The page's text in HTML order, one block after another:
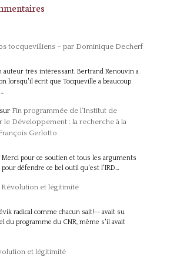
tocquevilliens – par Dominique Decherf
auteur très intéressant. Bertrand Renouvin a
lorsqu'il écrit que Tocqueville a beaucoup
Fin programmée de l’Institut de
le Développement : la recherche à la
Gerlotto
Merci pour ce soutien et tous les arguments
défendre ce bel outil qu'est l'IRD…
Révolution et légitimité
radical comme chacun sait!-- avait su
du programme du CNR, même s'il avait
et légitimité